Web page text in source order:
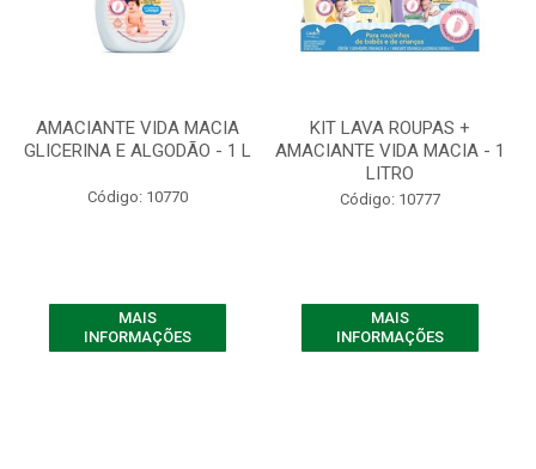
AMACIANTE VIDA MACIA
GLICERINA E ALGODÃO - 1 L
Código: 10770
MAIS
INFORMAÇÕES
KIT LAVA ROUPAS +
AMACIANTE VIDA MACIA - 1
LITRO
Código: 10777
MAIS
INFORMAÇÕES